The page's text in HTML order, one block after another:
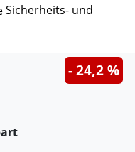
Sicherheits- und
- 24,2 %